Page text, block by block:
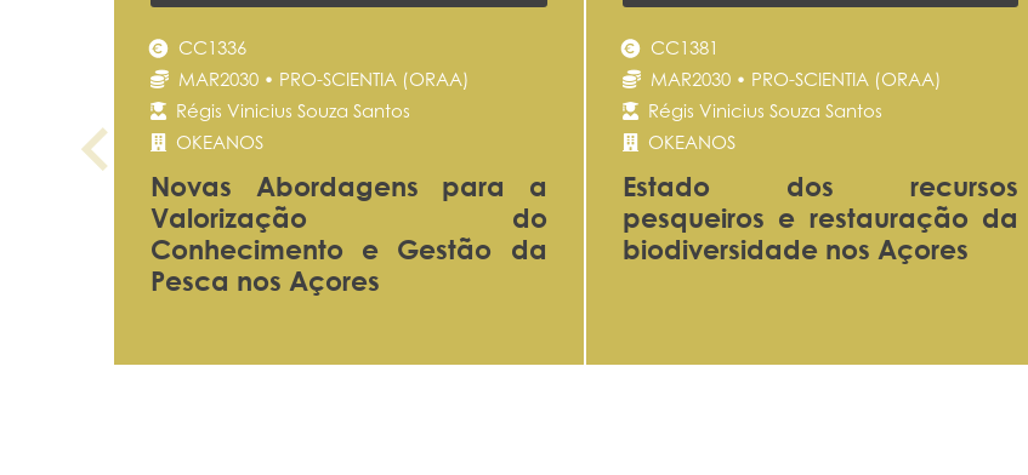
CC1336
MAR2030 • PRO-SCIENTIA (ORAA)
Régis Vinicius Souza Santos
OKEANOS
Novas Abordagens para a
Valorização do
Conhecimento e Gestão da
Pesca nos Açores
CC1381
MAR2030 • PRO-SCIENTIA (ORAA)
Régis Vinicius Souza Santos
OKEANOS
Estado dos recursos
pesqueiros e restauração da
biodiversidade nos Açores